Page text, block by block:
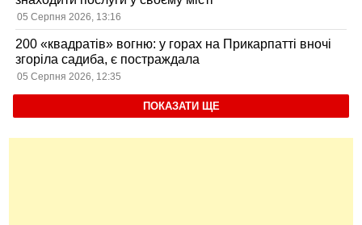
05 Серпня 2026, 13:16
200 «квадратів» вогню: у горах на Прикарпатті вночі
згоріла садиба, є постраждала
05 Серпня 2026, 12:35
ПОКАЗАТИ ЩЕ